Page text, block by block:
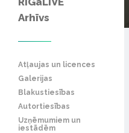
Arhīvs
Atļaujas un licences
Galerijas
Blakustiesības
Autortiesības
Uzņēmumiem un
iestādēm